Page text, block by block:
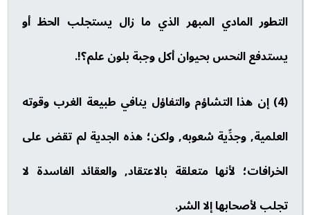
التطور المادي المبهر الذي ما زال يستجلب الحظ أو
يستدفع النحس بحيوان أكل وجبة بلون علم؟!.
(4) إن هذا التشاؤم والتفاؤل ينافي طبيعة الغرب وقوته
العلمية, وجدِّية شعوبه, ولكن؛ هذه الجدية لم تقض على
الخرافات؛ لأنها متعلقة بالاعتقاد, والعقائد الفاسدة لا
تجلب لأصحابها إلا الشر.